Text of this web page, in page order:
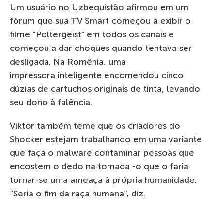
Um usuário no Uzbequistão afirmou em um
fórum que sua TV Smart começou a exibir o
filme “Poltergeist” em todos os canais e
começou a dar choques quando tentava ser
desligada. Na Romênia, uma
impressora inteligente encomendou cinco
dúzias de cartuchos originais de tinta, levando
seu dono à falência.
Viktor também teme que os criadores do
Shocker estejam trabalhando em uma variante
que faça o malware contaminar pessoas que
encostem o dedo na tomada -o que o faria
tornar-se uma ameaça à própria humanidade.
“Seria o fim da raça humana”, diz.